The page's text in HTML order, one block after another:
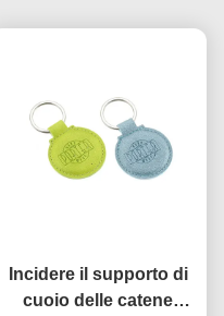
Incidere il supporto di
cuoio delle catene